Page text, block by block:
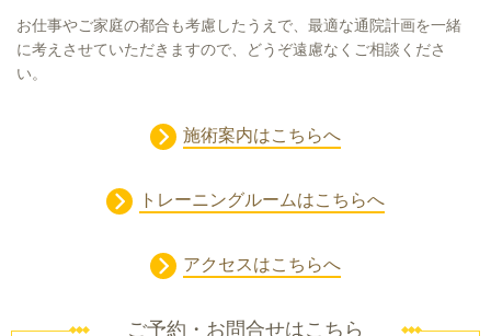
お仕事やご家庭の都合も考慮したうえで、最適な通院計画を一緒
に考えさせていただきますので、どうぞ遠慮なくご相談くださ
い。
施術案内はこちらへ
トレーニングルームはこちらへ
アクセスはこちらへ
ご予約・お問合せはこちら